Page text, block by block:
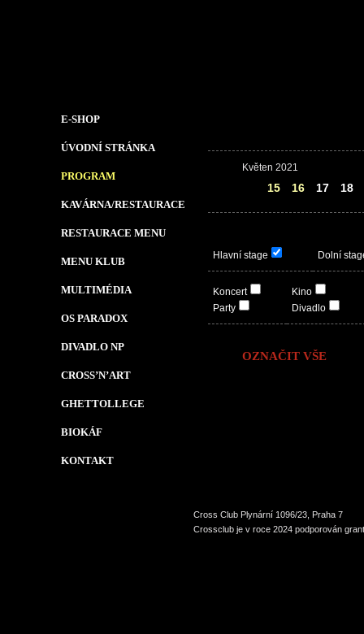
E-SHOP
ÚVODNÍ STRÁNKA
PROGRAM
KAVÁRNA/RESTAURACE
RESTAURACE MENU
MENU KLUB
MULTIMÉDIA
OS PARADOX
DIVADLO NP
CROSS’N’ART
GHETTOLLEGE
BIOKÁF
KONTAKT
Květen 2021
15 16 17 18
Hlavní stage Dolní
Koncert
Party
Kino
Divadlo
OZNAČIT VŠE
Cross Club Plynární 1096/23, Praha 7
Crossclub je v roce 2024 podporován